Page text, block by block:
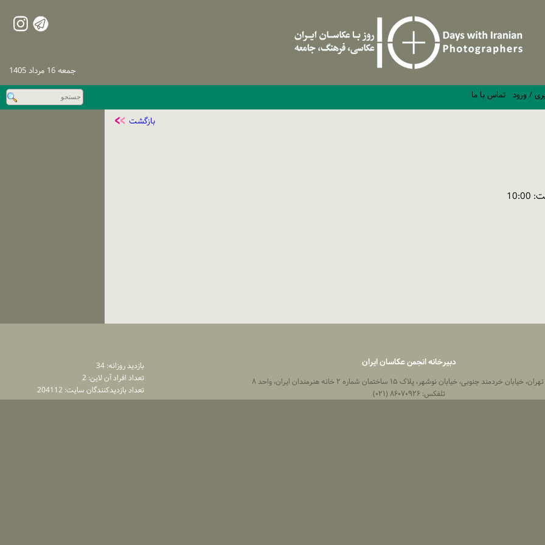
جمعه 16 مرداد 1405
/ ورود تماس با ما
بازگشت
دبیرخانه انجمن عکاسان ایران
خیابان خردمند جنوبی، خیابان نوشهر، پلاک ۱۵ ساختمان شماره ۲ خانه هنرمندان ایران، واحد ۸
تلفکس: ۸۶۰۷۰۹۲۶ (۰۲۱)
بازديد روزانه: 34
تعداد افراد آن لاين: 2
تعداد بازديدكنندگان سايت: 204112